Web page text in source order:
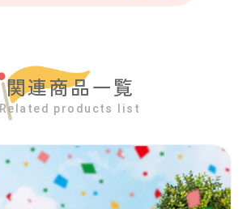
関連商品一覧
Related products list